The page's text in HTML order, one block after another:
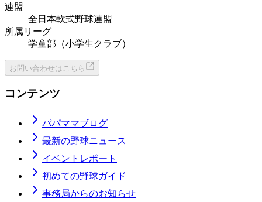
連盟
全日本軟式野球連盟
所属リーグ
学童部（小学生クラブ）
お問い合わせはこちら
コンテンツ
パパママブログ
最新の野球ニュース
イベントレポート
初めての野球ガイド
事務局からのお知らせ